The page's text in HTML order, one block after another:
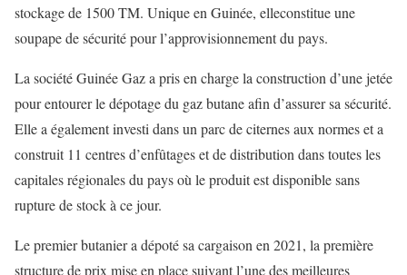
stockage de 1500 TM. Unique en Guinée, elleconstitue une
soupape de sécurité pour l’approvisionnementdu pays.
La sociétéGuinée Gaza pris en charge la construction d’une jetée
pour entourer le dépotage du gazbutaneafin d’assurer sa sécurité.
Elle a également investi dans un parc de citernes aux normes eta
construit1 1 centres d’enfûtages et de distribution danstoutes les
capitales régionalesdu pays où leproduit est disponible sans
rupture de stock à ce jour.
Le premier butanier a dépoté sa cargaison en 2021, la première
structure de prix mise en place suivant l’une des meilleures